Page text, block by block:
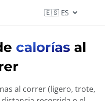
calorías al
al correr (ligero, trote,